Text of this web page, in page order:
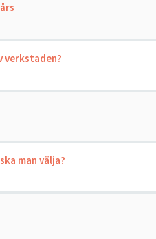
verkstaden?
man välja?